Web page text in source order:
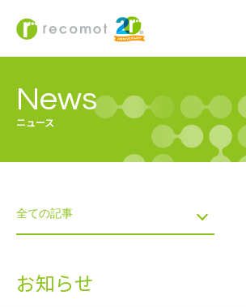
News
ニュース
お知らせ